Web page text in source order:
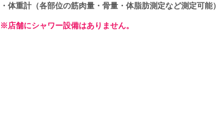
・体重計（各部位の筋肉量・骨量・体脂肪測定など測定可能）
※店舗にシャワー設備はありません。